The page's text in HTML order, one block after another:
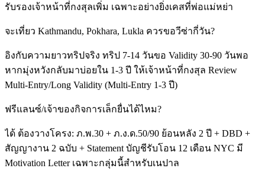
รับรองเจ้าหน้าที่กงสุลเพิ่ม เฉพาะอย่างยิ่งเคสที่พ่อแม่หย่า
จะเที่ยว Kathmandu, Pokhara, Lukla ควรขอวีซ่ากี่วัน?
อิงกับความยาวทริปจริง ทริป 7-14 วันขอ Validity 30-90 วันพอ
หากมุ่งหวังกลับมาบ่อยใน 1-3 ปี ให้เจ้าหน้าที่กงสุล Review
Multi-Entry/Long Validity (Multi-Entry 1-3 ปี)
ฟรีแลนซ์/เจ้าของกิจการเล็กยื่นได้ไหม?
ได้ ต้องวางโครง: ภ.พ.30 + ภ.ง.ด.50/90 ย้อนหลัง 2 ปี + DBD +
สัญญางาน 2 ฉบับ + Statement บัญชีรับโอน 12 เดือน NYC มี
Motivation Letter เฉพาะกลุ่มนี้สำหรับเนปาล